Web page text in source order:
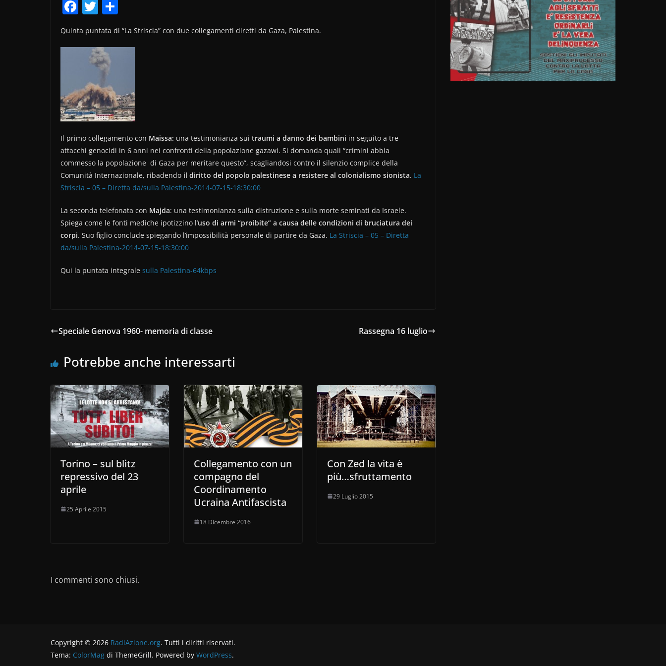
F
c
e
o
o
k
T
itt
er
o
n
di
Quinta puntata di “La Striscia” con due collegamenti diretti da Gaza, Palestina.
Il primo collegamento con Maissa: una testimonianza sui traumi a danno dei bambini in seguito a tre
attacchi genocidi in 6 anni nei confronti della popolazione gazawi. Si domanda quali “crimini abbia
commesso la popolazione di Gaza per meritare questo”, scagliandosi contro il silenzio complice della
Comunità Internazionale, ribadendo il diritto del popolo palestinese a resistere al colonialismo sionista. La
Striscia – 05 – Diretta da/sulla Palestina-2014-07-15-18:30:00
La seconda telefonata con Majda: una testimonianza sulla distruzione e sulla morte seminati da Israele.
Spiega come le fonti mediche ipotizzino l’uso di armi “proibite” a causa delle condizioni di bruciatura dei
corpi. Suo figlio conclude spiegando l’impossibilità personale di partire da Gaza. La Striscia – 05 – Diretta
da/sulla Palestina-2014-07-15-18:30:00
Qui la puntata integrale sulla Palestina-64kbps
Speciale Genova 1960- memoria di classe Rassegna 16 luglio
Potrebbe anche interessarti
Torino – sul blitz
repressivo del 23
aprile
25 Aprile 2015
Collegamento con un
compagno del
Coordinamento
Ucraina Antifascista
18 Dicembre 2016
Con Zed la vita è
più…sfruttamento
29 Luglio 2015
I commenti sono chiusi.
Copyright © 2026 RadiAzione.org. Tutti i diritti riservati.
Tema: ColorMag di ThemeGrill. Powered by WordPress.